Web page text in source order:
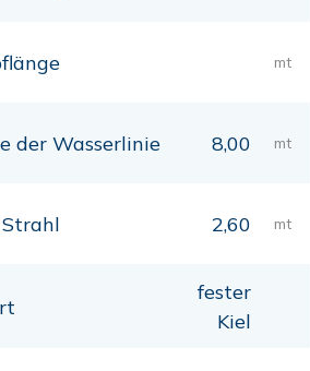
mt
der Wasserlinie 8,00 mt
2,60 mt
fester
Kiel